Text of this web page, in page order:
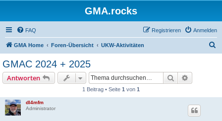
GMA.rocks
FAQ Anmelden
Registrieren
GMA Home Foren-Übersicht UKW-Aktivitäten
GMAC 2024 + 2025
Antworten Suche
1 Beitrag • Seite 1 von 1
dl4mfm
Administrator